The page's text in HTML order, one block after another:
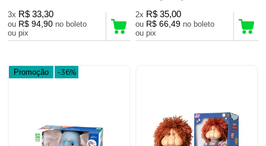
3x R$ 33,30
ou R$ 94,90 no boleto
ou pix
2x R$ 35,00
ou R$ 66,49 no boleto
ou pix
Promoção -36%